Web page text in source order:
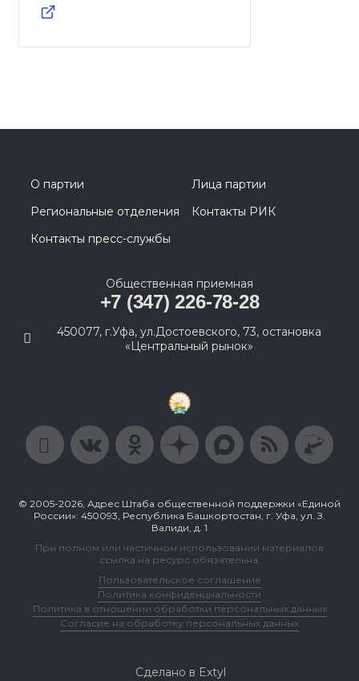
О партии
Лица партии
Региональные отделения
Контакты РИК
Контакты пресс-службы
Общественная приемная
+7 (347) 226-78-28
450077, г.Уфа, ул.Достоевского, 73, остановка
«Центральный рынок»
© 2005-2026, Адрес Штаба общественной поддержки «Единой
России»: 450093, Республика Башкортостан, г. Уфа, ул. З.
Валиди, д. 1
При полном или частичном использовании материалов
ссылка на ресурс обязательна.
Пользовательское соглашение
Политика конфиденциальности
Политика в отношении обработки персональных данных
Согласие на обработку персональных данных
Сделано в Extyl